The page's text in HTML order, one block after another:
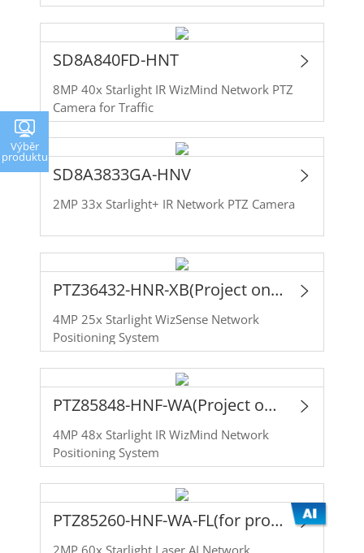
SD8A840FD-HNT
8MP 40x Starlight IR WizMind Network PTZ
Camera for Traffic
SD8A3833GA-HNV
2MP 33x Starlight+ IR Network PTZ Camera
PTZ36432-HNR-XB(Project only)
4MP 25x Starlight WizSense Network
Positioning System
PTZ85848-HNF-WA(Project only)
4MP 48x Starlight IR WizMind Network
Positioning System
PTZ85260-HNF-WA-FL(for project of Romania)
Výběr
produktu